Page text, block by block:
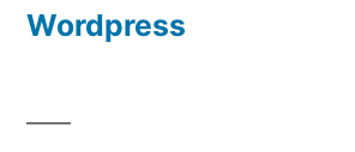
Wordpress